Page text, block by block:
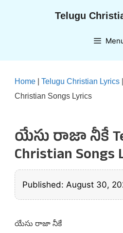
Telugu
Home Telugu Christian Lyrics
Christian Songs Lyrics
యేసు రాజా నీకే
Christian Songs
Published: August 30,
యేసు రాజా నీకే